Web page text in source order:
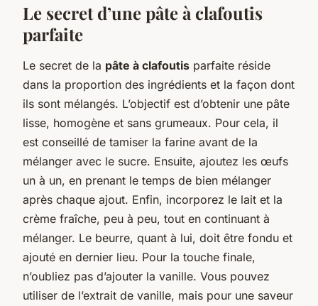
Le secret d’une pâte à clafoutis
parfaite
Le secret de la pâte à clafoutis parfaite réside
dans la proportion des ingrédients et la façon dont
ils sont mélangés. L’objectif est d’obtenir une pâte
lisse, homogène et sans grumeaux. Pour cela, il
est conseillé de tamiser la farine avant de la
mélanger avec le sucre. Ensuite, ajoutez les œufs
un à un, en prenant le temps de bien mélanger
après chaque ajout. Enfin, incorporez le lait et la
crème fraîche, peu à peu, tout en continuant à
mélanger. Le beurre, quant à lui, doit être fondu et
ajouté en dernier lieu. Pour la touche finale,
n’oubliez pas d’ajouter la vanille. Vous pouvez
utiliser de l’extrait de vanille, mais pour une saveur